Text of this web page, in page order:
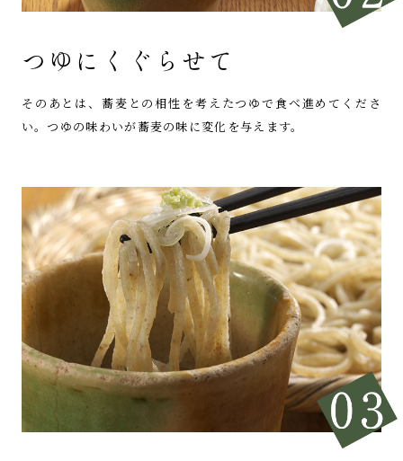
つゆにくぐらせて
そのあとは、蕎麦との相性を考えたつゆで食べ進めてくださ
い。 つゆの味わいが蕎麦の味に変化を与えます。